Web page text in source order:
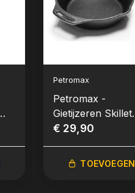
Petromax
Petromax -
Gietijzeren Skillet
20cm
€ 29,90
TOEVOEGEN